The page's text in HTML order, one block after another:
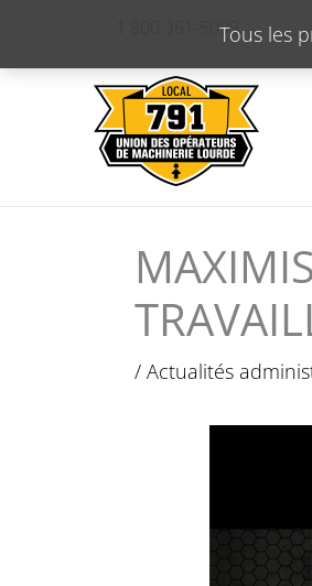
Tous les
contenu
1 800 361-5099
/ Actualités